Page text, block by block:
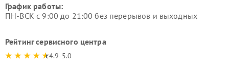
График работы:
ПН-ВСК с 9:00 до 21:00 без перерывов и выходных
Рейтинг сервисного центра
4.9-5.0